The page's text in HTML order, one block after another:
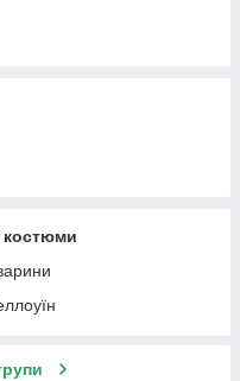
календарі
костюми